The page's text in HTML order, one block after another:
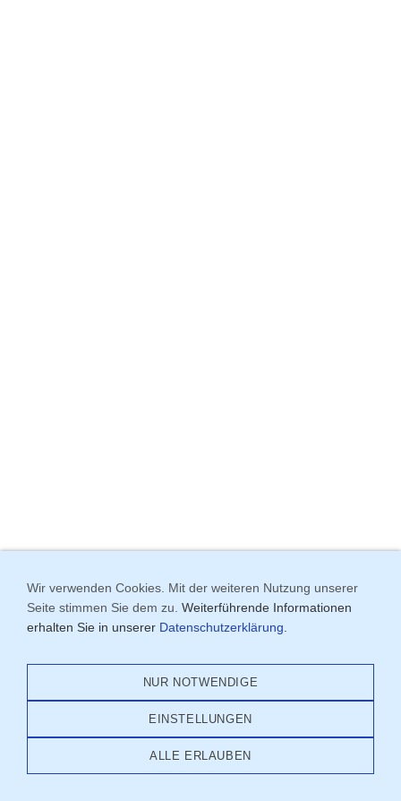
Wir verwenden Cookies. Mit der weiteren Nutzung unserer
Seite stimmen Sie dem zu. Weiterführende Informationen
erhalten Sie in unserer Datenschutzerklärung
NUR NOTWENDIGE
EINSTELLUNGEN
ALLE ERLAUBEN